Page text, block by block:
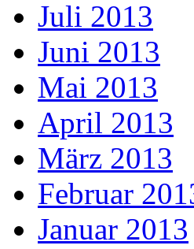
Juli 2013
Juni 2013
Mai 2013
April 2013
März 2013
Februar
Januar 2013